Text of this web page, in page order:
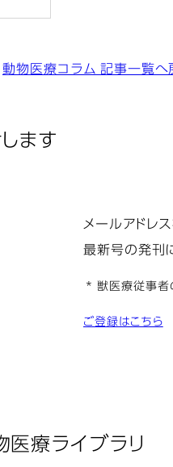
動物医療コラム 記事一覧へ
ます
メールアドレ
最新号の発刊
* 獣医療従事者
ご登録はこちら
医療ライブラリ